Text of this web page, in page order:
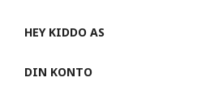
HEY KIDDO AS
DIN KONTO